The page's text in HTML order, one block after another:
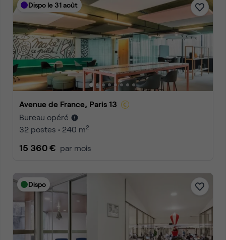
Dispo le 31 août
Avenue de France, Paris 13
Bureau opéré
32 postes • 240 m2
15 360 € par mois
Dispo